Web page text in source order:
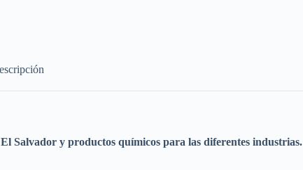
Salvador y productos químicos para las diferentes industrias.